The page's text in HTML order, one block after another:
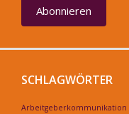
Abonnieren
SCHLAGWÖRTER
Arbeitgeberkommunikation